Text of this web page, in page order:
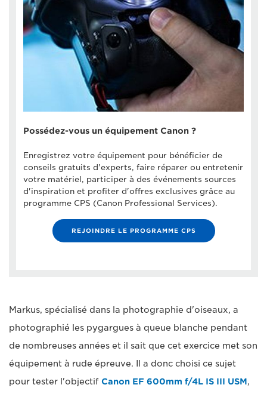
Possédez-vous un équipement Canon ?
Enregistrez votre équipement pour bénéficier de
conseils gratuits d'experts, faire réparer ou entretenir
votre matériel, participer à des événements sources
d'inspiration et profiter d'offres exclusives grâce au
programme CPS (Canon Professional Services).
REJOINDRE LE PROGRAMME CPS
Markus, spécialisé dans la photographie d'oiseaux, a
photographié les pygargues à queue blanche pendant
de nombreuses années et il sait que cet exercice met son
équipement à rude épreuve. Il a donc choisi ce sujet
pour tester l'objectif Canon EF 600mm f/4L IS III USM,